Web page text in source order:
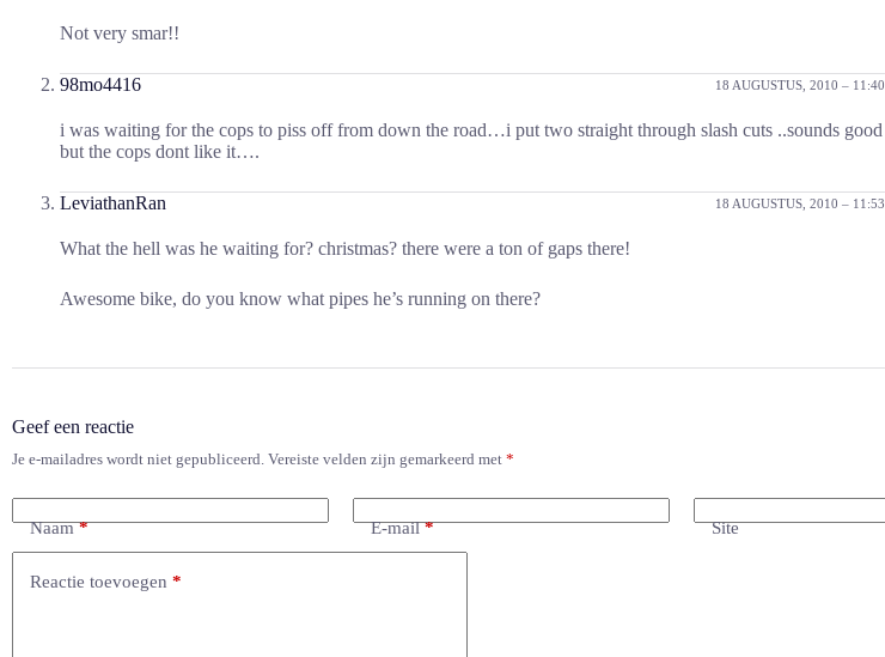
Not very smar!!
98mo4416 18 AUGUSTUS, 2010 – 11:40
i was waiting for the cops to piss off from down the road…i put two straight through slash cuts ..sounds good
but the cops dont like it….
LeviathanRan 18 AUGUSTUS, 2010 – 11:53
What the hell was he waiting for? christmas? there were a ton of gaps there!
Awesome bike, do you know what pipes he’s running on there?
Geef een reactie
Je e-mailadres wordt niet gepubliceerd. Vereiste velden zijn gemarkeerd met *
Naam* E-mail* Site
Reactie toevoegen *